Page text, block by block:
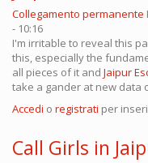
Collegamento permanente
- 10:16
I'm irritable to reveal this
this, especially the
all pieces of it and Jaipur
take a gander at new data
Accedi o registrati per
Call Girls in